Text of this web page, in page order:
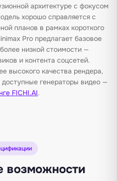
архитектуре с фокусом
хорошо справляется с
планов в рамках короткого
Pro предлагает базовое
низкой стоимости —
и контента соцсетей.
высокого качества рендера,
генераторы видео —
FICHI.AI.
возможности